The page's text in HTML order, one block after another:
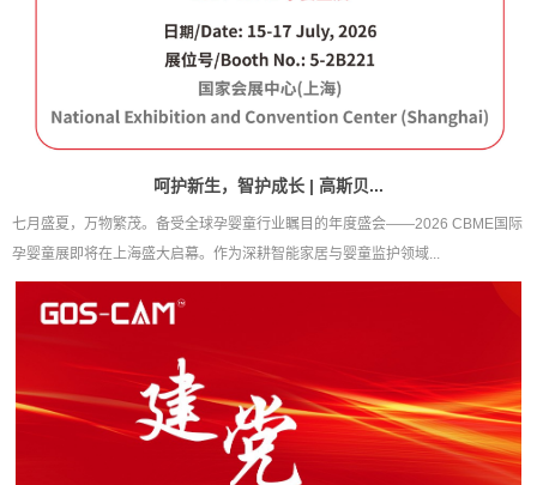
呵护新生，智护成长 | 高斯贝...
七月盛夏，万物繁茂。备受全球孕婴童行业瞩目的年度盛会——2026 CBME国际
孕婴童展即将在上海盛大启幕。作为深耕智能家居与婴童监护领域...